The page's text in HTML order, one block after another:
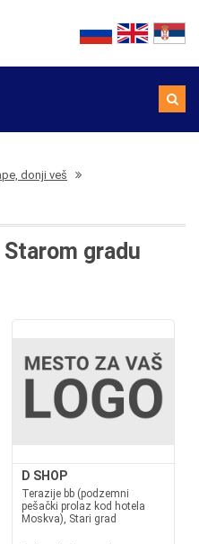
donji veš
gradu
D SHOP
Terazije bb (podzemni
pešački prolaz kod hotela
Moskva), Stari grad